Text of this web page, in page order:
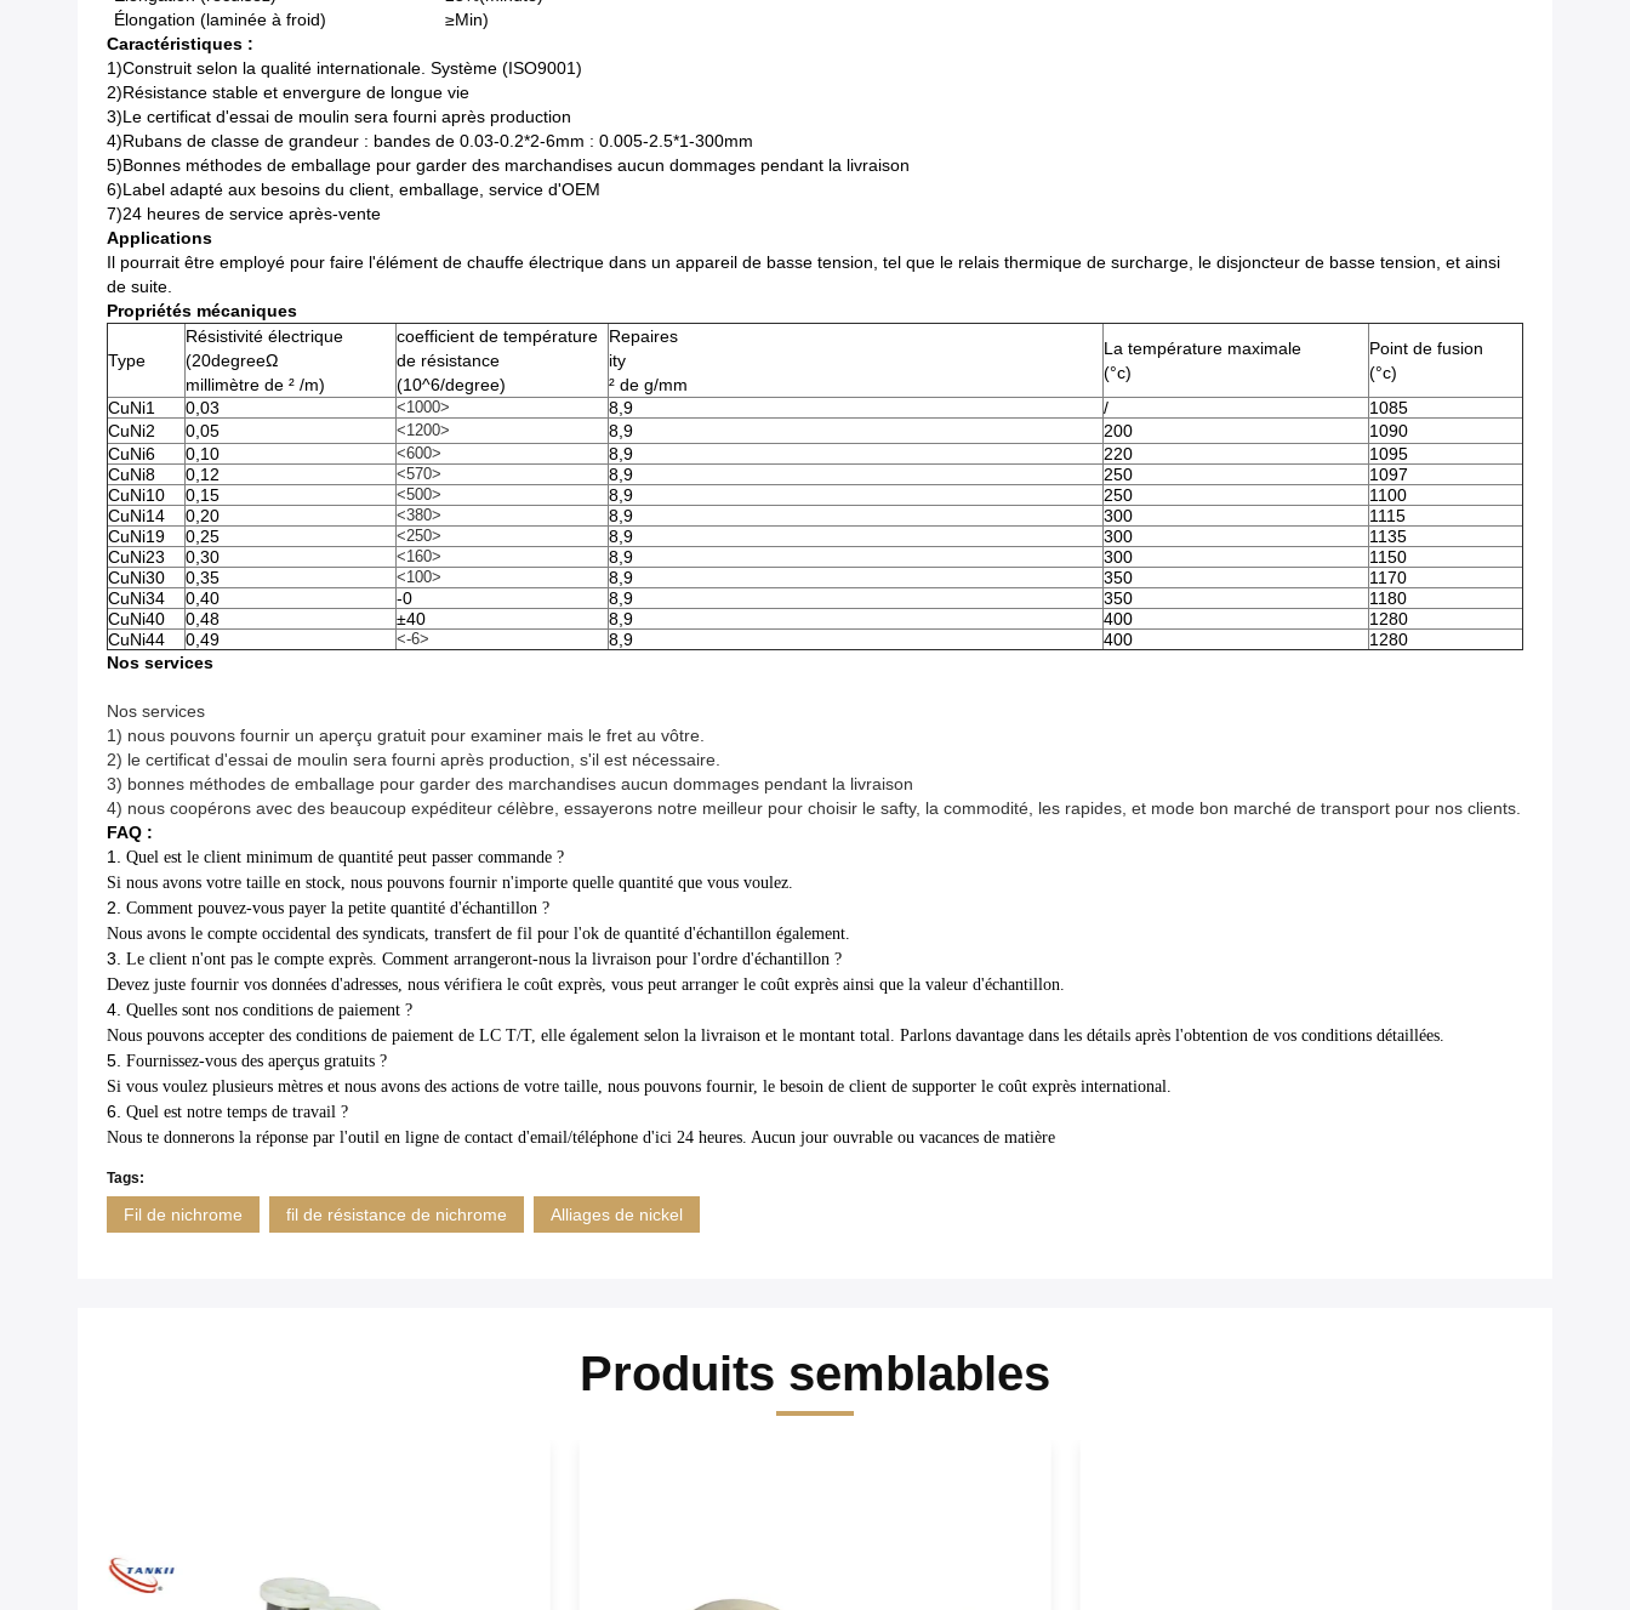
Élongation (laminée à froid)
≥Min)
Caractéristiques :
1)Construit selon la qualité internationale. Système (ISO9001)
2)Résistance stable et envergure de longue vie
3)Le certificat d'essai de moulin sera fourni après production
4)Rubans de classe de grandeur : bandes de 0.03-0.2*2-6mm : 0.005-2.5*1-300mm
5)Bonnes méthodes de emballage pour garder des marchandises aucun dommages pendant la livraison
6)Label adapté aux besoins du client, emballage, service d'OEM
7)24 heures de service après-vente
Applications
Il pourrait être employé pour faire l'élément de chauffe électrique dans un appareil de basse tension, tel que le relais thermique de surcharge, le disjoncteur de basse tension, et ainsi
de suite.
Propriétés mécaniques
Type
Résistivité électrique
(20degreeΩ
millimètre de ² /m)
coefficient de température
de résistance
(10^6/degree)
Repaires
ity
² de g/mm
La température maximale
(°c)
Point de fusion
(°c)
CuNi1
0,03 <1000> 8,9 /
1085
CuNi2
0,05 <1200> 8,9 200
1090
CuNi6
0,10 <600> 8,9 220
1095
CuNi8
0,12 <570> 8,9 250
1097
CuNi10
0,15 <500> 8,9 250
1100
CuNi14
0,20 <380> 8,9 300
1115
CuNi19
0,25 <250> 8,9 300
1135
CuNi23
0,30 <160> 8,9 300
1150
CuNi30
0,35 <100> 8,9 350
1170
CuNi34
0,40 -0 8,9 350
1180
CuNi40
0,48 ±40 8,9 400
1280
CuNi44
0,49 <-6> 8,9 400
1280
Nos services
Nos services
1) nous pouvons fournir un aperçu gratuit pour examiner mais le fret au vôtre.
2) le certificat d'essai de moulin sera fourni après production, s'il est nécessaire.
3) bonnes méthodes de emballage pour garder des marchandises aucun dommages pendant la livraison
4) nous coopérons avec des beaucoup expéditeur célèbre, essayerons notre meilleur pour choisir le safty, la commodité, les rapides, et mode bon marché de transport pour nos clients.
FAQ :
1. Quel est le client minimum de quantité peut passer commande ?
Si nous avons votre taille en stock, nous pouvons fournir n'importe quelle quantité que vous voulez.
2. Comment pouvez-vous payer la petite quantité d'échantillon ?
Nous avons le compte occidental des syndicats, transfert de fil pour l'ok de quantité d'échantillon également.
3. Le client n'ont pas le compte exprès. Comment arrangeront-nous la livraison pour l'ordre d'échantillon ?
Devez juste fournir vos données d'adresses, nous vérifiera le coût exprès, vous peut arranger le coût exprès ainsi que la valeur d'échantillon.
4. Quelles sont nos conditions de paiement ?
Nous pouvons accepter des conditions de paiement de LC T/T, elle également selon la livraison et le montant total. Parlons davantage dans les détails après l'obtention de vos conditions détaillées.
5. Fournissez-vous des aperçus gratuits ?
Si vous voulez plusieurs mètres et nous avons des actions de votre taille, nous pouvons fournir, le besoin de client de supporter le coût exprès international.
6. Quel est notre temps de travail ?
Nous te donnerons la réponse par l'outil en ligne de contact d'email/téléphone d'ici 24 heures. Aucun jour ouvrable ou vacances de matière
Tags:
Fil de nichrome fil de résistance de nichrome Alliages de nickel
Produits semblables